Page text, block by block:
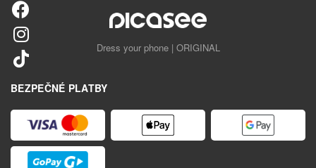
Dress your phone | ORIGINAL
BEZPEČNÉ PLATBY